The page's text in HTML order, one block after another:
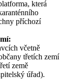
která
příchozí
včetně
třetích zemí
země
úřad).